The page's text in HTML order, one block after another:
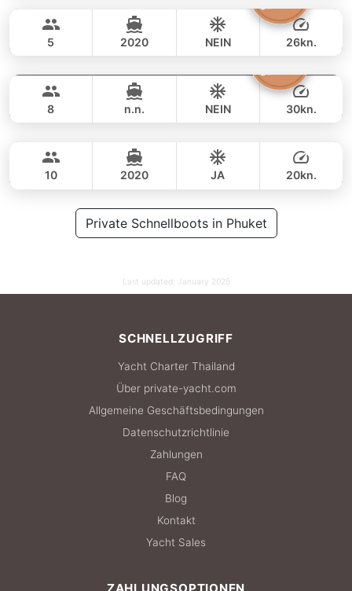
53,000 THB
40,000 THB
CROWNLINE 26FT
46,000 THB
36,500 THB
5 2020 NEIN 26kn.
GULF CRAFT DUBAI 33FT
49,400 THB
8 n.n. NEIN 30kn.
AQUILA 36FT
71,000 THB
64,700 THB
10 2020 JA 20kn.
Private Schnellboots in Phuket
Last updated: January 2025
SCHNELLZUGRIFF
Yacht Charter Thailand
Über private-yacht.com
Allgemeine Geschäftsbedingungen
Datenschutzrichtlinie
Zahlungen
FAQ
Blog
Kontakt
Yacht Sales
ZAHLUNGSOPTIONEN